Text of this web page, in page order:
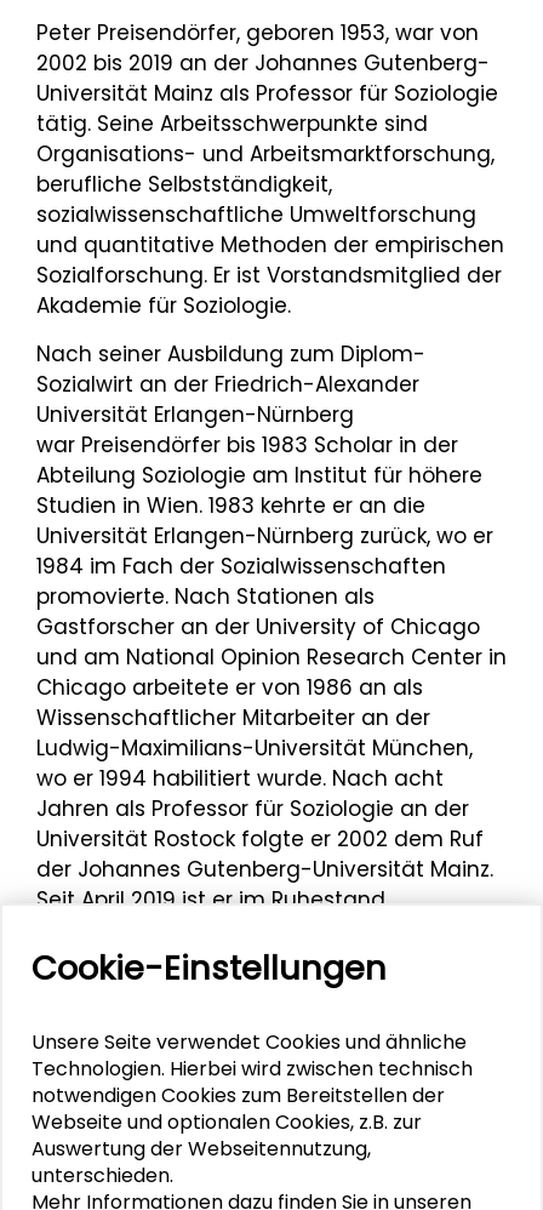
Peter Preisendörfer, geboren 1953, war von
2002 bis 2019 an der Johannes Gutenberg-
Universität Mainz als Professor für Soziologie
tätig. Seine Arbeitsschwerpunkte sind
Organisations- und Arbeitsmarktforschung,
berufliche Selbstständigkeit,
sozialwissenschaftliche Umweltforschung
und quantitative Methoden der empirischen
Sozialforschung. Er ist Vorstandsmitglied der
Akademie für Soziologie.
Nach seiner Ausbildung zum Diplom-
Sozialwirt an der Friedrich-Alexander
Universität Erlangen-Nürnberg
war Preisendörfer bis 1983 Scholar in der
Abteilung Soziologie am Institut für höhere
Studien in Wien. 1983 kehrte er an die
Universität Erlangen-Nürnberg zurück, wo er
1984 im Fach der Sozialwissenschaften
promovierte. Nach Stationen als
Gastforscher an der University of Chicago
und am National Opinion Research Center in
Chicago arbeitete er von 1986 an als
Wissenschaftlicher Mitarbeiter an der
Ludwig-Maximilians-Universität München,
wo er 1994 habilitiert wurde. Nach acht
Jahren als Professor für Soziologie an der
Universität Rostock folgte er 2002 dem Ruf
der Johannes Gutenberg-Universität Mainz.
Seit April 2019 ist er im Ruhestand.
Preisendörfer war für die Johannes
Gutenberg-Universität Mainz
bei derTagung „Umweltbelastungen und
Umweltgerechtigkeit in Ballungsräumen“, die
am 21. und 22. März 2019 im Schader-Forum
stattfand.
Cookie-Einstellungen
Unsere Seite verwendet Cookies und ähnliche
Technologien. Hierbei wird zwischen technisch
notwendigen Cookies zum Bereitstellen der
Webseite und optionalen Cookies, z.B. zur
Auswertung der Webseitennutzung,
unterschieden.
Mehr Informationen dazu finden Sie in unseren